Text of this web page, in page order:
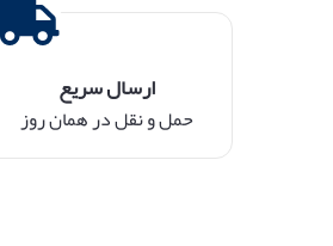
ارسال سریع
حمل و نقل در همان روز